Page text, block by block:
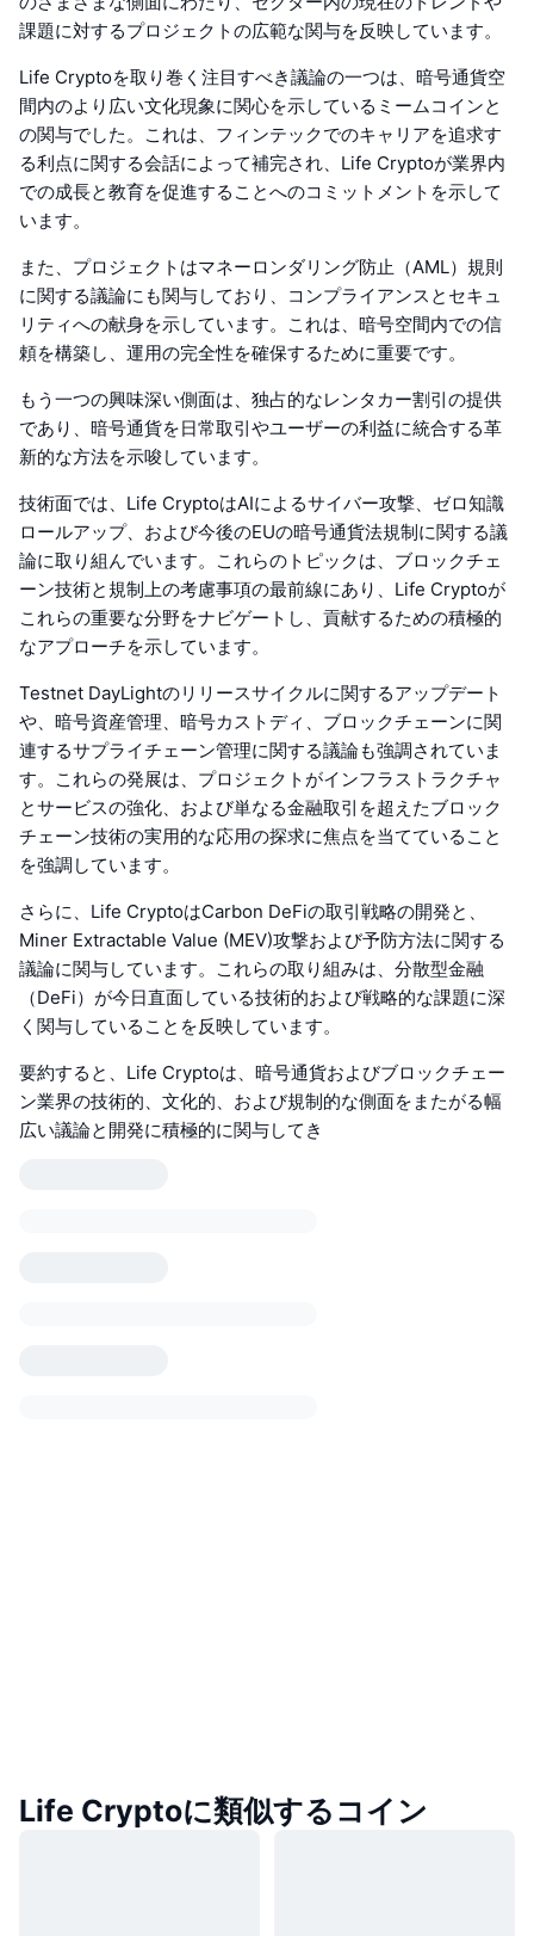
課題に対するプロジェクトの広範な関与を反映しています。
Life Cryptoを取り巻く注目すべき議論の一つは、暗号通貨空
間内のより広い文化現象に関心を示しているミームコインと
の関与でした。これは、フィンテックでのキャリアを追求す
る利点に関する会話によって補完され、Life Cryptoが業界内
での成長と教育を促進することへのコミットメントを示して
います。
また、プロジェクトはマネーロンダリング防止（AML）規則
に関する議論にも関与しており、コンプライアンスとセキュ
リティへの献身を示しています。これは、暗号空間内での信
頼を構築し、運用の完全性を確保するために重要です。
もう一つの興味深い側面は、独占的なレンタカー割引の提供
であり、暗号通貨を日常取引やユーザーの利益に統合する革
新的な方法を示唆しています。
技術面では、Life CryptoはAIによるサイバー攻撃、ゼロ知識
ロールアップ、および今後のEUの暗号通貨法規制に関する議
論に取り組んでいます。これらのトピックは、ブロックチェ
ーン技術と規制上の考慮事項の最前線にあり、Life Cryptoが
これらの重要な分野をナビゲートし、貢献するための積極的
なアプローチを示しています。
Testnet DayLightのリリースサイクルに関するアップデート
や、暗号資産管理、暗号カストディ、ブロックチェーンに関
連するサプライチェーン管理に関する議論も強調されていま
す。これらの発展は、プロジェクトがインフラストラクチャ
とサービスの強化、および単なる金融取引を超えたブロック
チェーン技術の実用的な応用の探求に焦点を当てていること
を強調しています。
さらに、Life CryptoはCarbon DeFiの取引戦略の開発と、
Miner Extractable Value (MEV)攻撃および予防方法に関する
議論に関与しています。これらの取り組みは、分散型金融
（DeFi）が今日直面している技術的および戦略的な課題に深
く関与していることを反映しています。
要約すると、Life Cryptoは、暗号通貨およびブロックチェー
ン業界の技術的、文化的、および規制的な側面をまたがる幅
広い議論と開発に積極的に関与してき
Life Cryptoに類似するコイン